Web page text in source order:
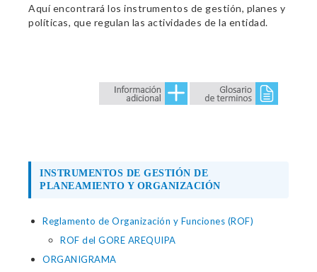
Aquí encontrará los instrumentos de gestión, planes y
políticas, que regulan las actividades de la entidad.
INSTRUMENTOS DE GESTIÓN DE
PLANEAMIENTO Y ORGANIZACIÓN
Reglamento de Organización y Funciones (ROF)
ROF del GORE AREQUIPA
ORGANIGRAMA